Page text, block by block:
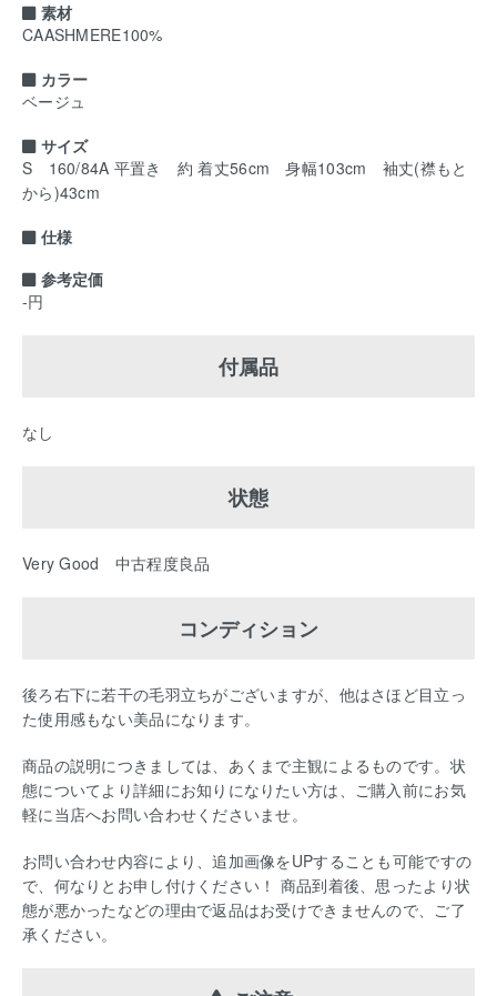
素材
CAASHMERE100%
カラー
ベージュ
サイズ
S 160/84A 平置き 約 着丈56cm 身幅103cm 袖丈(襟もと
から)43cm
仕様
参考定価
-円
付属品
なし
状態
Very Good 中古程度良品
コンディション
後ろ右下に若干の毛羽立ちがございますが、他はさほど目立っ
た使用感もない美品になります。
商品の説明につきましては、あくまで主観によるものです。状
態についてより詳細にお知りになりたい方は、ご購入前にお気
軽に当店へお問い合わせくださいませ。
お問い合わせ内容により、追加画像をUPすることも可能ですの
で、何なりとお申し付けください！ 商品到着後、思ったより状
態が悪かったなどの理由で返品はお受けできませんので、ご了
承ください。